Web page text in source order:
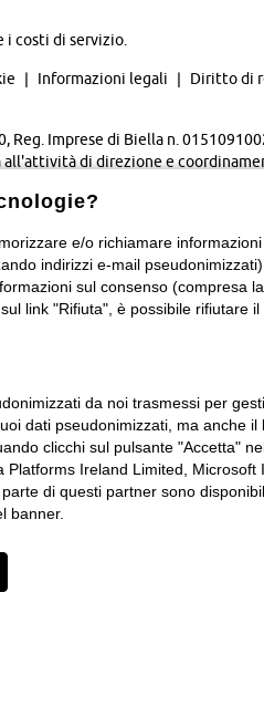
i costi di servizio.
Informazioni legali Diritto di
Imprese di Biella n.
all'attività di direzione e
e/o richiamare
indirizzi e-mail
sul consenso (compresa
link "Rifiuta", è possibile rifiutare
da noi trasmessi per
dati pseudonimizzati, ma anche
clicchi sul pulsante "Accetta"
Ireland Limited,
di questi partner sono
banner.